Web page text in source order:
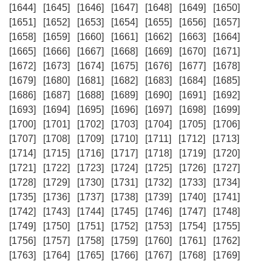
[1644]
[1645] [1646] [1647] [1648] [1649]
[1650]
[1651]
[1652] [1653] [1654] [1655] [1656]
[1657]
[1658]
[1659] [1660] [1661] [1662] [1663]
[1664]
[1665]
[1666] [1667] [1668] [1669] [1670]
[1671]
[1672]
[1673] [1674] [1675] [1676] [1677]
[1678]
[1679]
[1680] [1681] [1682] [1683] [1684]
[1685]
[1686]
[1687] [1688] [1689] [1690] [1691]
[1692]
[1693]
[1694] [1695] [1696] [1697] [1698]
[1699]
[1700]
[1701] [1702] [1703] [1704] [1705]
[1706]
[1707]
[1708] [1709] [1710] [1711] [1712]
[1713]
[1714]
[1715] [1716] [1717] [1718] [1719]
[1720]
[1721]
[1722] [1723] [1724] [1725] [1726]
[1727]
[1728]
[1729] [1730] [1731] [1732] [1733]
[1734]
[1735]
[1736] [1737] [1738] [1739] [1740]
[1741]
[1742]
[1743] [1744] [1745] [1746] [1747]
[1748]
[1749]
[1750] [1751] [1752] [1753] [1754]
[1755]
[1756]
[1757] [1758] [1759] [1760] [1761]
[1762]
[1763]
[1764] [1765] [1766] [1767] [1768]
[1769]